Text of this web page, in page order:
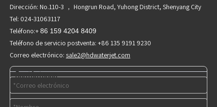
Dirección: No.110-3 ， Hongrun Road, Yuhong District, Shenyang City
Tel: 024-31063117
Teléfono:+86 159 4204 8409
Teléfono de servicio postventa: +86 135 9191 9230
Correo electrónico: sale2@hdwaterjet.com
Contáctenos